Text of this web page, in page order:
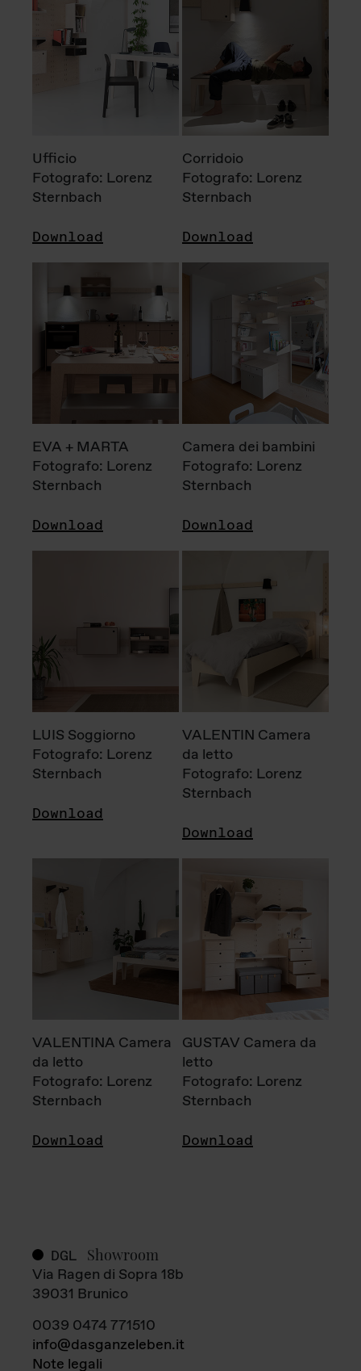
Ufficio
Fotografo: Lorenz
Sternbach
Download
Corridoio
Fotografo: Lorenz
Sternbach
Download
EVA + MARTA
Fotografo: Lorenz
Sternbach
Download
Camera dei bambini
Fotografo: Lorenz
Sternbach
Download
LUIS Soggiorno
Fotografo: Lorenz
Sternbach
Download
VALENTIN Camera
da letto
Fotografo: Lorenz
Sternbach
Download
VALENTINA Camera
da letto
Fotografo: Lorenz
Sternbach
Download
GUSTAV Camera da
letto
Fotografo: Lorenz
Sternbach
Download
DGL Showroom
Via Ragen di Sopra 18b
39031 Brunico
0039 0474 771510
info@dasganzeleben.it
Note legali